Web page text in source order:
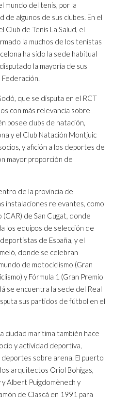
mundo del tenis, por la
algunos de sus clubes. En el
Club de Tenis La Salud, el
la muchos de los tenistas
ha sido la sede habitual
la mayoría de sus
Federación.
que se disputa en el RCT
con más relevancia sobre
posee clubs de natación,
y el Club Natación Montjuic
y afición a los deportes de
mayor proporción de
de la provincia de
instalaciones relevantes, como
de San Cugat, donde
los equipos de selección de
de España, y el
donde se celebran
de motociclismo (Gran
y Fórmula 1 (Gran Premio
se encuentra la sede del Real
sus partidos de fútbol en el
ciudad marítima también hace
y actividad deportiva,
sobre arena. El puerto
arquitectos Oriol Bohigas,
Albert Puigdomènech y
de Clascà en 1991 para